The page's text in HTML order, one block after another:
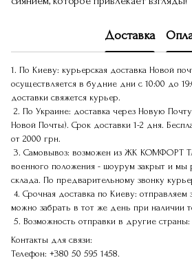
Доставка
1. По Киеву: курьерская доставка Новой
осуществляется в будние дни с 10:00 до
доставки свяжется курьер.
2. По Украине: доставка через Новую
Новой Почты). Срок доставки 1-2 дня.
от 2000 грн.
3. Самовывоз: возможен из ЖК КОМФОРТ
военного положения - шоурум закрыт и мы
склада. По предварительному звонку
4. Срочная доставка по Киеву: отправляем
можно забрать в тот же день при наличии
5. Возможность отправки в другие
Контакты для связи:
Телефон: +380 50 595 1458.